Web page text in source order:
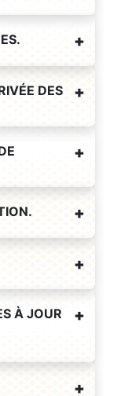
DES
À JOUR